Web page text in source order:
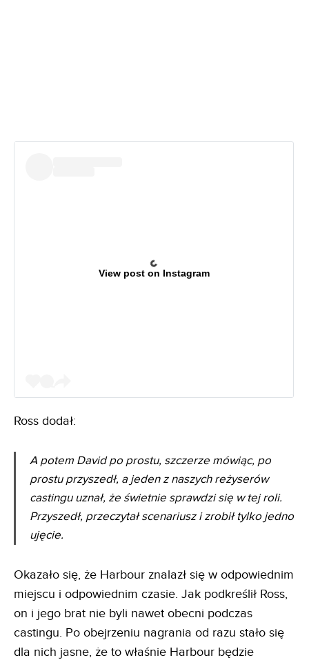
View post on Instagram
Ross dodał:
A potem David po prostu, szczerze mówiąc, po
prostu przyszedł, a jeden z naszych reżyserów
castingu uznał, że świetnie sprawdzi się w tej roli.
Przyszedł, przeczytał scenariusz i zrobił tylko jedno
ujęcie.
Okazało się, że Harbour znalazł się w odpowiednim
miejscu i odpowiednim czasie. Jak podkreślił Ross,
on i jego brat nie byli nawet obecni podczas
castingu. Po obejrzeniu nagrania od razu stało się
dla nich jasne, że to właśnie Harbour będzie